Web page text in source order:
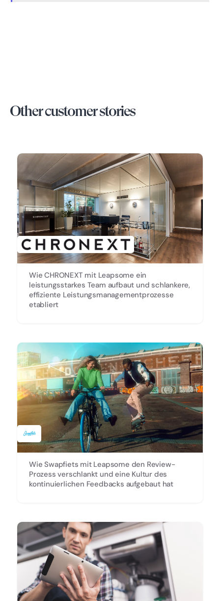
Other customer stories
Wie CHRONEXT mit Leapsome ein
leistungsstarkes Team aufbaut und schlankere,
effiziente Leistungsmanagementprozesse
etabliert
Wie Swapfiets mit Leapsome den Review-
Prozess verschlankt und eine Kultur des
kontinuierlichen Feedbacks aufgebaut hat